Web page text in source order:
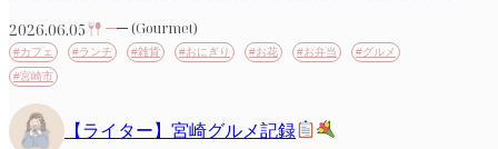
2026.06.05 (Gourmet)
#カフェ #ランチ #雑貨 #おにぎり #お花 #お弁当
#グルメ
#宮崎市
【ライター】宮崎グルメ記録